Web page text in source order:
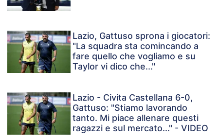
Lazio, Gattuso sprona i giocatori:
"La squadra sta comincando a
fare quello che vogliamo e su
Taylor vi dico che..."
Lazio - Civita Castellana 6-0,
Gattuso: "Stiamo lavorando
tanto. Mi piace allenare questi
ragazzi e sul mercato..." - VIDEO